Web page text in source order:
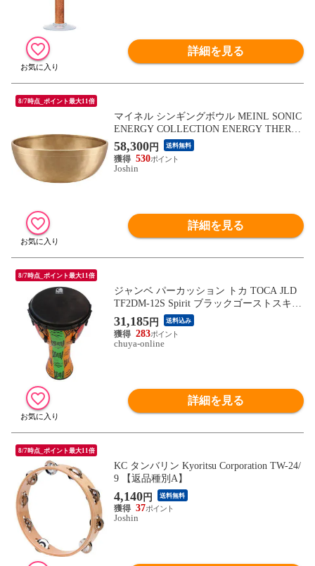
詳細を見る
8/7時点_ポイント最大11倍
マイネル シンギングボウル MEINL SONIC
ENERGY COLLECTION ENERGY THERAP
Y SERIES SB-E-1400 【返品種別A】
58,300円 送料無料
530
Joshin
詳細を見る
8/7時点_ポイント最大11倍
ジャンベ パーカッション トカ TOCA JLD
TF2DM-12S Spirit ブラックゴーストスキン
シンセティック 2枚のヘッドを同梱
31,185円 送料込み
283
chuya-online
詳細を見る
8/7時点_ポイント最大11倍
KC タンバリン Kyoritsu Corporation TW-24/
9 【返品種別A】
4,140円 送料無料
37
Joshin